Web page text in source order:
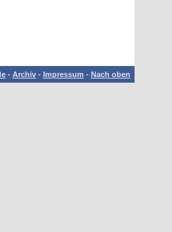
- Archiv - Impressum - Nach oben